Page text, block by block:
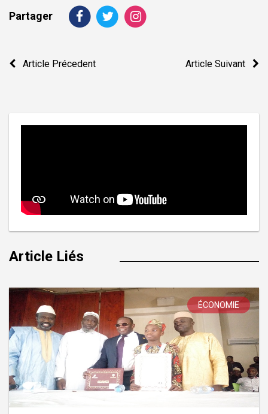
Partager
Navigation
Article Précedent Article Suivant
Article Liés
ÉCONOMIE